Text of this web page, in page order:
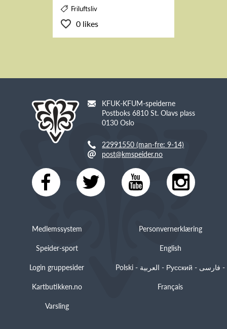
Friluftsliv
0 likes
KFUK-KFUM-speiderne
Postboks 6810 St. Olavs plass
0130 Oslo
22991550 (man-fre: 9-14)
post@kmspeider.no
Medlemssystem
Speider-sport
Login gruppesider
Kartbutikken.no
Varsling
Personvernerklæring
English
Polski - العربية - Русский - فارسی -
Français